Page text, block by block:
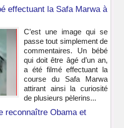
effectuant la Safa Marwa à
C’est une image qui se
passe tout simplement de
commentaires. Un bébé
qui doit être âgé d’un an,
a été filmé effectuant la
course du Safa Marwa
attirant ainsi la curiosité
de plusieurs pèlerins...
reconnaître Obama et